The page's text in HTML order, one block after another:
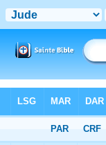
Chapitre 1> Verset 22